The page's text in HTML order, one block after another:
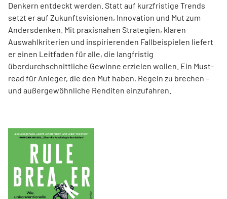
Denkern entdeckt werden. Statt auf kurzfristige Trends
setzt er auf Zukunftsvisionen, Innovation und Mut zum
Andersdenken. Mit praxisnahen Strategien, klaren
Auswahlkriterien und inspirierenden Fallbeispielen liefert
er einen Leit­faden für alle, die langfristig
überdurchschnittliche Gewinne erzielen wollen. Ein Must-
read für Anleger, die den Mut haben, Regeln zu brechen –
und außergewöhnliche Renditen einzufahren.